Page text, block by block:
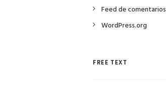
Feed de comentarios
WordPress.org
FREE TEXT